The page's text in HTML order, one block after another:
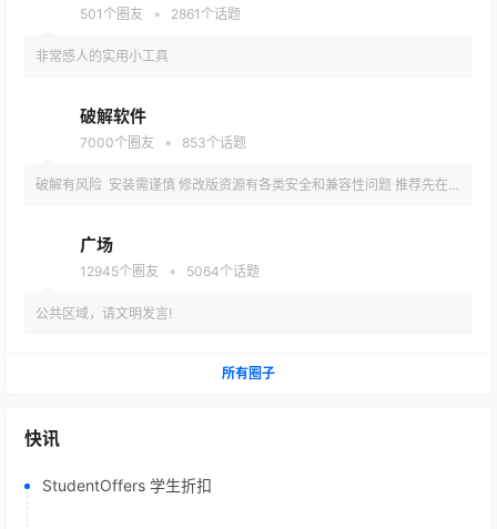
501 个圈友 • 2861 个话题
非常感人的实用小工具
破解软件
7000个圈友 • 853个话题
破解有风险 安装需谨慎 修改版资源有各类安全和兼容性问题 推荐先在备
广场
12945个圈友 • 5064个话题
公共区域，请文明发言!
所有圈子
快讯
StudentOffers 学生折扣